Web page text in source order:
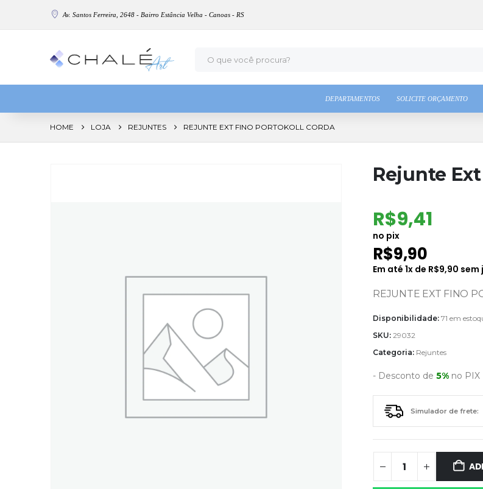
Av. Santos Ferreira, 2648 - Bairro Estância Velha - Canoas - RS
DEPARTAMENTOS SOLICITE ORÇAMENTO
HOME LOJA REJUNTES REJUNTE EXT FINO PORTOKOLL CORDA
Rejunte
R$9,41
no pix
R$9,90
Em até 1x de R$9,90 sem
REJUNTE EXT FINO
Disponibilidade: 71 em
SKU: 29032
Categoria: Rejuntes
- Desconto de 5% no PIX
Simulador de frete: